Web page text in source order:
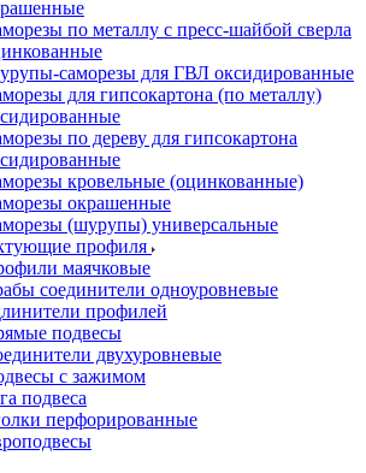
по металлу с пресс-шайбой сверла
саморезы для ГВЛ оксидированные
для гипсокартона (по металлу)
по дереву для гипсокартона
кровельные (оцинкованные)
окрашенные
(шурупы) универсальные
профиля
маячковые
соединители одноуровневые
профилей
подвесы
двухуровневые
с зажимом
подвеса
перфорированные